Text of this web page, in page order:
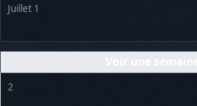
Juillet 1
2